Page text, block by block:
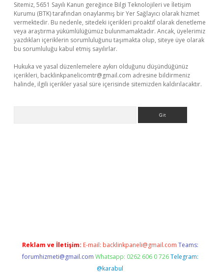
Sitemiz, 5651 Sayılı Kanun gereğince Bilgi Teknolojileri ve İletişim
Kurumu (BTK) tarafından onaylanmış bir Yer Sağlayıcı olarak hizmet
vermektedir. Bu nedenle, sitedeki içerikleri proaktif olarak denetleme
veya araştırma yükümlülüğümüz bulunmamaktadır. Ancak, üyelerimiz
yazdıkları içeriklerin sorumluluğunu taşımakta olup, siteye üye olarak
bu sorumluluğu kabul etmiş sayılırlar.
Hukuka ve yasal düzenlemelere aykırı olduğunu düşündüğünüz
içerikleri, backlinkpanelicomtr@gmail.com adresine bildirmeniz
halinde, ilgili içerikler yasal süre içerisinde sitemizden kaldırılacaktır.
Reklam ve İletişim: E-mail: backlinkpaneli@gmail.com Teams:
forumhizmeti@gmail.com Whatsapp: 0262 606 0 726 Telegram:
@karabul